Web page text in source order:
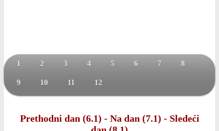
1 2 3 4 5 6 7 8
9 10 11 12
Prethodni dan (6.1) - Na dan (7.1) - Sledeći